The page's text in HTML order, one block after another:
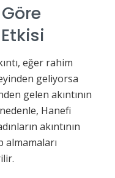
eğer rahim
geliyorsa
gelen akıntının
Hanefi
akıntının
almamaları